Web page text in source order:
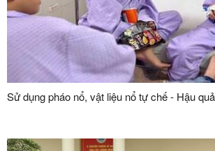
Sử dụng pháo nổ, vật liệu nổ tự chế - Hậu